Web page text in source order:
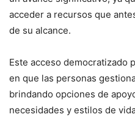
acceder a recursos que
de su alcance.
Este acceso democratizado
en que las personas
brindando opciones de
necesidades y estilos de